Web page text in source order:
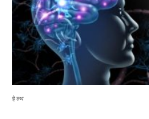
हेल्थ